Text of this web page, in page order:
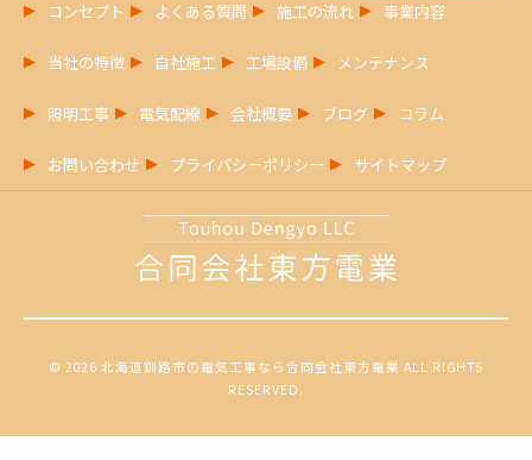
コンセプト よくある質問 施工の流れ 事業内容
当社の特徴 自社施工 工場設備 メンテナンス
照明工事 電気配線 会社概要 ブログ コラム
お問い合わせ プライバシーポリシー サイトマップ
© 2026 北海道釧路市の電気工事なら合同会社東方電業 ALL RIGHTS
RESERVED.